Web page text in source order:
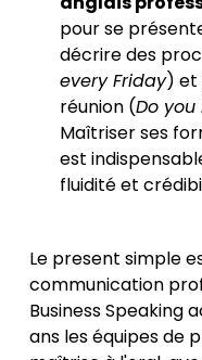
pour se
décrire des
every Friday) et
réunion (Do
Maîtriser ses
est
fluidité et
Le present simple
communication
Business Speaking
ans les équipes de